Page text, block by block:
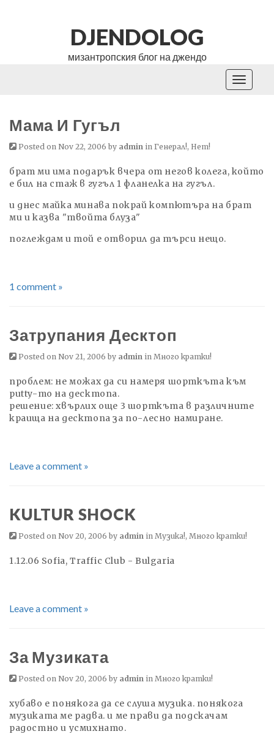
DJENDOLOG
мизантропския блог на джендо
Toggle
Мама И Гугъл
Posted on Nov 22, 2006 by admin in Генерал!, Нет!
брат ми има подарък вчера от негов колега, който
е бил на стаж в гугъл 1 фланелка на гугъл.
и днес майка минава покрай компютъра на брат
ми и казва "твойта блуза"
поглеждам и той е отворил да търси нещо.
1 comment »
Затрупания Десктоп
Posted on Nov 21, 2006 by admin in Много кратки!
проблем: не можах да си намеря шорткъта към
putty-то на десктопа.
решение: хвърлих още 3 шорткъта в различните
краища на десктопа за по-лесно намиране.
Leave a comment »
KULTUR SHOCK
Posted on Nov 20, 2006 by admin in Музика!, Много кратки!
1.12.06 Sofia, Traffic Club - Bulgaria
Leave a comment »
За Музиката
Posted on Nov 20, 2006 by admin in Много кратки!
хубаво е понякога да се слуша музика. понякога
музиката ме радва. и ме прави да подскачам
радостно и усмихнато.